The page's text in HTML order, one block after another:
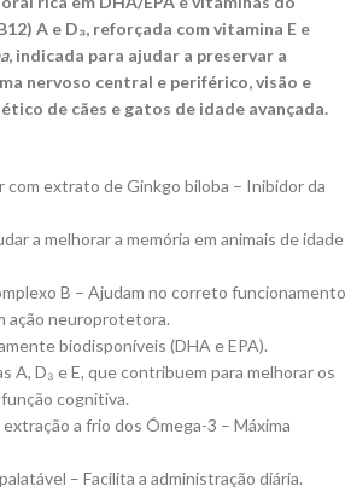
A e D₃, reforçada com vitamina E e
, indicada para ajudar a preservar a
nervoso central e periférico, visão e
de cães e gatos de idade avançada.
extrato de Ginkgo biloba – Inibidor da
a melhorar a memória em animais de idade
B – Ajudam no correto funcionamento
ação neuroprotetora.
biodisponíveis (DHA e EPA).
A, D₃ e E, que contribuem para melhorar os
cognitiva.
a frio dos Ómega-3 – Máxima
– Facilita a administração diária.